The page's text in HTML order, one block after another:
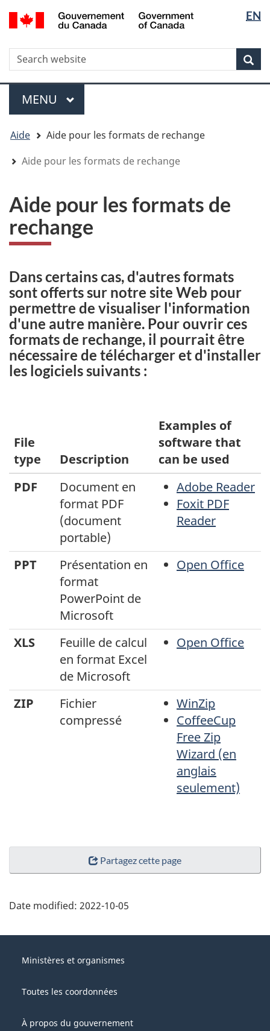
Aller
au
Skip
to
Passer
à
HTML
simplifiée
la
langue
la
langue
EN
WxT
Search
form
Menu
MENU PRINCIPAL
are
here
Aide
Aide pour les formats de rechange
Aide pour les formats de rechange
Aide pour les formats de
rechange
Dans certains cas, d'autres formats
sont offerts sur notre site Web pour
permettre de visualiser l'information
d'une autre manière. Pour ouvrir ces
formats de rechange, il pourrait être
nécessaire de télécharger et d'installer
les logiciels suivants :
File
type
Description
Examples of
software that
can be used
PDF
Document en
format PDF
(document
portable)
Adobe Reader
Foxit PDF
Reader
PPT
Présentation en
format
PowerPoint de
Microsoft
Open Office
XLS
Feuille de calcul
en format Excel
de Microsoft
Open Office
ZIP
Fichier
compressé
WinZip
CoffeeCup
Free Zip
Wizard (en
anglais
seulement)
Partagez cette page
Date modified: 2022-10-05
thisGouvernement
Canada
Ministères et organismes
Toutes les coordonnées
À propos du gouvernement